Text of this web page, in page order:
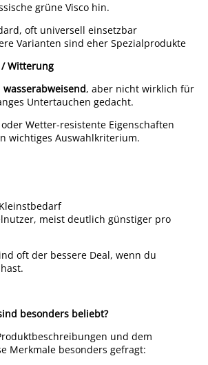
grüne Visco hin.
oft universell einsetzbar
Varianten sind eher Spezialprodukte
/ Witterung
wasserabweisend, aber nicht wirklich für
Untertauchen gedacht.
Wetter-resistente Eigenschaften
wichtiges Auswahlkriterium.
meist deutlich günstiger pro
oft der bessere Deal, wenn du
besonders beliebt?
und dem
Merkmale besonders gefragt: